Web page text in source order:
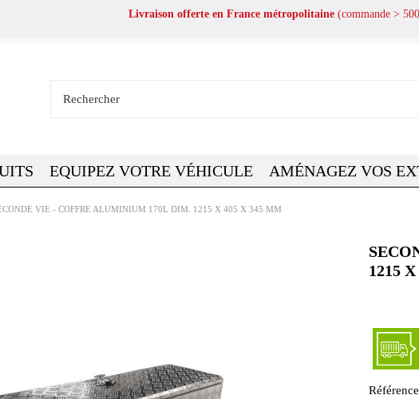
Livraison offerte en France métropolitaine (commande >
EQUIPEZ VOTRE VÉHICULE AMÉNAGEZ VOS
VIE - COFFRE ALUMINIUM 170L DIM. 1215 X 405 X 345 MM
1215
Référence